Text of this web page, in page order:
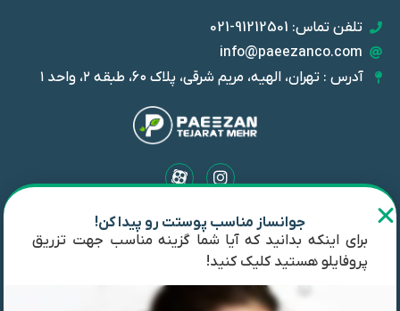
تلفن تماس: 91212501-021
info@paeezanco.com
آدرس : تهران، الهیه، مریم شرقی، پلاک ۶۰، طبقه ۲، واحد ۱
شرکت پاییزان تجارت مهر با بیش از ده سال سابقه؛ به ارائه جدیدترین و
باکیفیت‌ترین محصولات زیبایی با مشارکت شرکت‌های معتبر جهانی از
جمله IBSA مشهور است. پاییزان تجارت مهر واردکننده و توزیع‌کننده
انحصاری محصولات پروفایلو، آلیاکسین، آلجنس و تولیدکننده
جوانساز مناسب پوستت رو پیدا کن!
برای اینکه بدانید که آیا شما گزینه مناسب جهت تزریق
پروفایلو هستید کلیک کنید!